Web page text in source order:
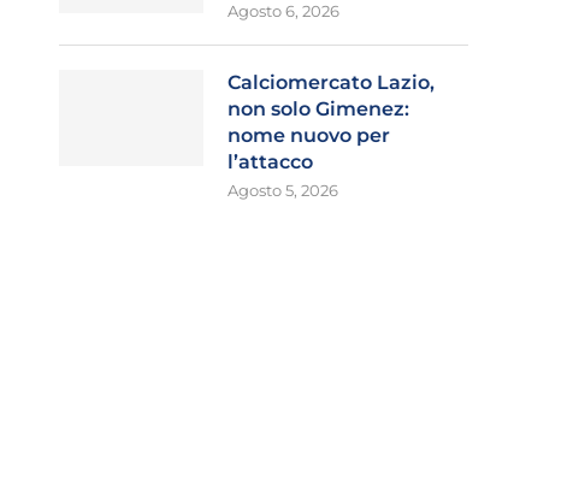
Agosto 6, 2026
Calciomercato Lazio,
non solo Gimenez:
nome nuovo per
l’attacco
Agosto 5, 2026